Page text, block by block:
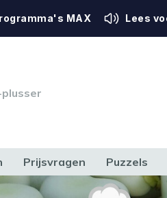
MAX Lees
Prijsvragen Puzzels
HUIS, TUIN & HOBBY MEDIA &